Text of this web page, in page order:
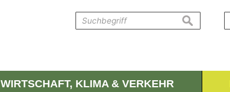
suchen
WIRTSCHAFT, KLIMA & VERKEHR